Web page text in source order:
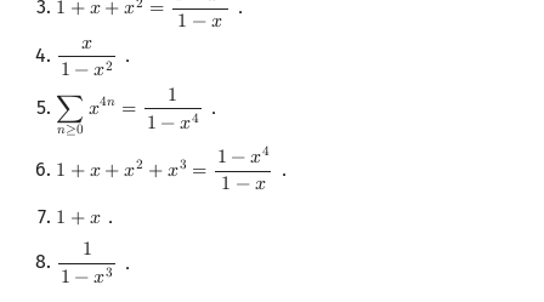
1 +𝑥+𝑥2 = 1 −𝑥
1 +x+ x2= 1−x 31 x ．
𝑥
1 −𝑥2
x1−x2 ．
∑
𝑛≥0
𝑥4𝑛 =
1
1 −𝑥4
∑n ≥ 0x4 n= 11−x4 ．
1 +𝑥+𝑥2 +𝑥3 = 1 −𝑥4
1 −𝑥
1 +x+ x2+x3= 1− x41 −x ．
1 +𝑥
1 +x ．
1
1 −𝑥3
11−x3 ．